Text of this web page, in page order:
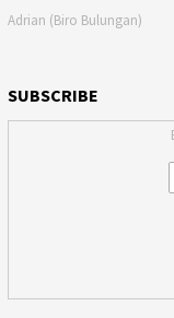
Adrian (Biro Bulungan)
SUBSCRIBE